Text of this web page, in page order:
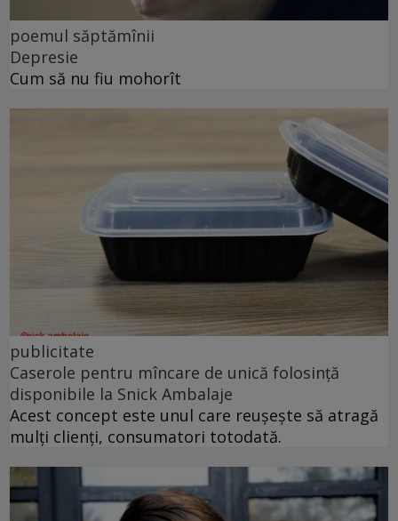
poemul săptămînii
Depresie
Cum să nu fiu mohorît
publicitate
Caserole pentru mîncare de unică folosință
disponibile la Snick Ambalaje
Acest concept este unul care reușește să atragă
mulți clienți, consumatori totodată.